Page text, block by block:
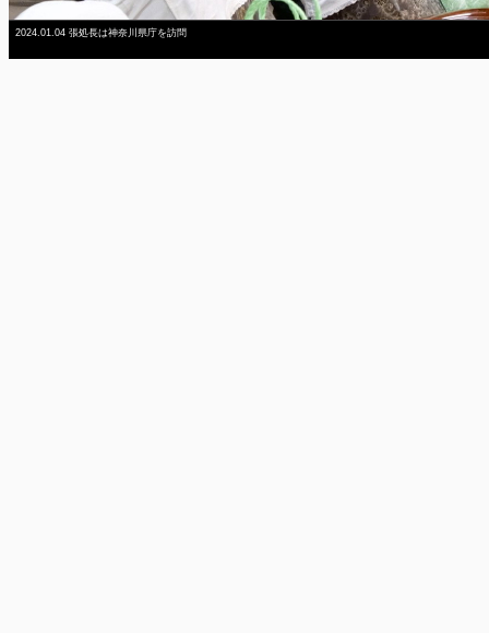
2024.01.04 張処長は神奈川県庁を訪問